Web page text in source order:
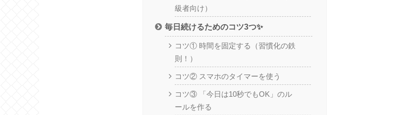
級者向け）
毎日続けるためのコツ3つ✨
コツ① 時間を固定する（習慣化の鉄
則！）
コツ② スマホのタイマーを使う
コツ③ 「今日は10秒でもOK」のル
ールを作る